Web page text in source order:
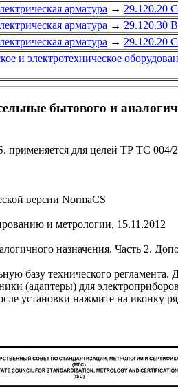
арматура → 29.120.20
арматура → 29.120.30
арматура → 29.120.20
и электротехническое
бытового и
для целей ТР ТС
версии NormaCS
и метрологии, 15.11.2012
назначения. Часть 2.
технического
(адаптеры) для
установки нажмите на иконку